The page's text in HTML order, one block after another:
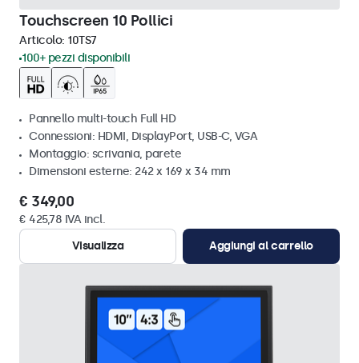
Touchscreen 10 Pollici
Articolo: 10TS7
100+ pezzi disponibili
Pannello multi-touch Full HD
Connessioni: HDMI, DisplayPort, USB-C, VGA
Montaggio: scrivania, parete
Dimensioni esterne: 242 x 169 x 34 mm
€ 349,00
€ 425,78 IVA incl.
Visualizza
Aggiungi al carrello